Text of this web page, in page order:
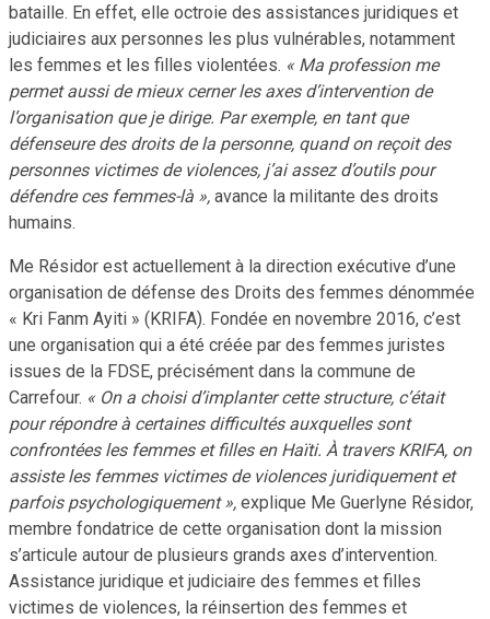
bataille. En effet, elle octroie des assistances juridiques et
judiciaires aux personnes les plus vulnérables, notamment
les femmes et les filles violentées. « Ma profession me
permet aussi de mieux cerner les axes d’intervention de
l’organisation que je dirige. Par exemple, en tant que
défenseure des droits de la personne, quand on reçoit des
personnes victimes de violences, j’ai assez d’outils pour
défendre ces femmes-là », avance la militante des droits
humains.
Me Résidor est actuellement à la direction exécutive d’une
organisation de défense des Droits des femmes dénommée
« Kri Fanm Ayiti » (KRIFA). Fondée en novembre 2016, c’est
une organisation qui a été créée par des femmes juristes
issues de la FDSE, précisément dans la commune de
Carrefour. « On a choisi d’implanter cette structure, c’était
pour répondre à certaines difficultés auxquelles sont
confrontées les femmes et filles en Haïti. À travers KRIFA, on
assiste les femmes victimes de violences juridiquement et
parfois psychologiquement », explique Me Guerlyne Résidor,
membre fondatrice de cette organisation dont la mission
s’articule autour de plusieurs grands axes d’intervention.
Assistance juridique et judiciaire des femmes et filles
victimes de violences, la réinsertion des femmes et